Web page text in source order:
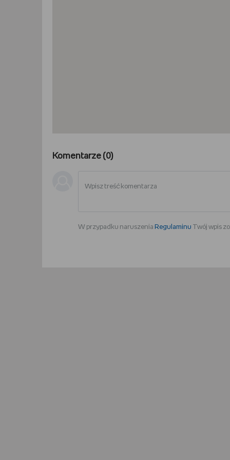
Komentarze (0)
W przypadku naruszenia Regulaminu Twój wpis